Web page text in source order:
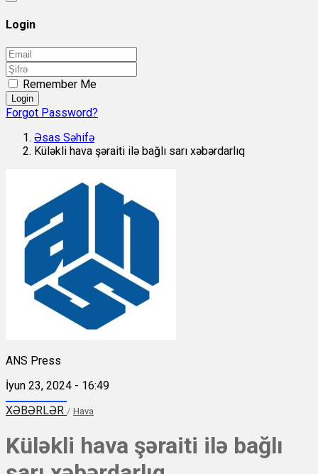
Login
Remember Me
Login
Forgot Password?
Əsas Səhifə
Küləkli hava şəraiti ilə bağlı sarı xəbərdarlıq
ANS Press
İyun 23, 2024 - 16:49
XƏBƏRLƏR / Hava
Küləkli hava şəraiti ilə bağlı